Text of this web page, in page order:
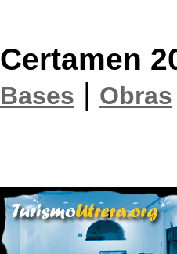
Certamen
Bases | Obras